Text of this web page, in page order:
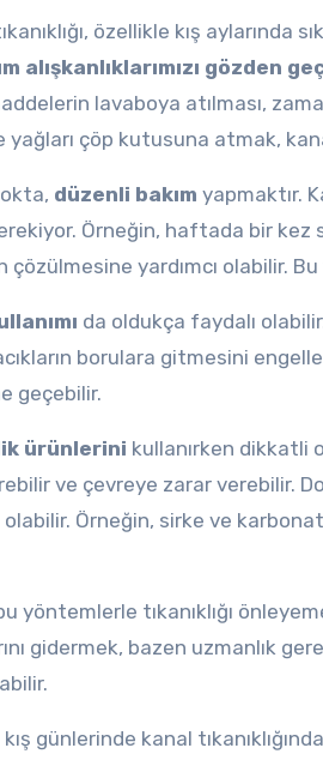
özellikle kış aylarında
alışkanlıklarımızı gözden
lavaboya atılması,
yağları çöp kutusuna atmak,
düzenli bakım yapmaktır.
Örneğin, haftada bir kez
çözülmesine yardımcı olabilir.
da oldukça faydalı
borulara gitmesini
geçebilir.
ürünlerini kullanırken dikkatli
ve çevreye zarar verebilir.
Örneğin, sirke ve
yöntemlerle tıkanıklığı
gidermek, bazen uzmanlık
günlerinde kanal